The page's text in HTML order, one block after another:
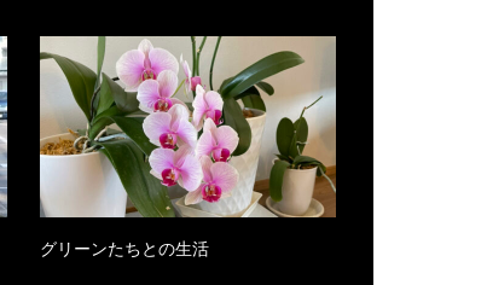
グリーンたちとの生活